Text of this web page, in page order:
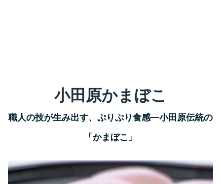
小田原かまぼこ
職人の技が生み出す、ぷりぷり食感—小田原伝統の
「かまぼこ」